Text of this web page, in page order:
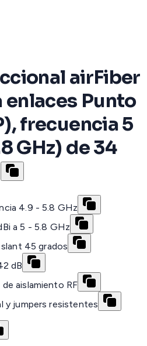
airFiber
enlaces Punto
frecuencia 5
GHz) de 34
4.9 - 5.8 GHz
a 5 - 5.8 GHz
45 grados
dB
aislamiento RF
y jumpers resistentes